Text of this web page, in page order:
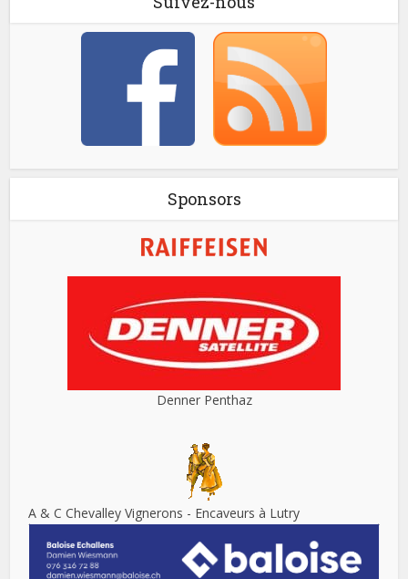
Sponsors
Denner Penthaz
A & C Chevalley Vignerons - Encaveurs à Lutry